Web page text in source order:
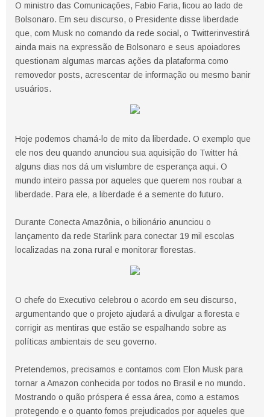
O ministro das Comunicações, Fabio Faria, ficou ao lado de
Bolsonaro. Em seu discurso, o Presidente disse liberdade
que, com Musk no comando da rede social, o Twitterinvestirá
ainda mais na expressão de Bolsonaro e seus apoiadores
questionam algumas marcas ações da plataforma como
removedor posts, acrescentar de informação ou mesmo banir
usuários.
Hoje podemos chamá-lo de mito da liberdade. O exemplo que
ele nos deu quando anunciou sua aquisição do Twitter há
alguns dias nos dá um vislumbre de esperança aqui. O
mundo inteiro passa por aqueles que querem nos roubar a
liberdade. Para ele, a liberdade é a semente do futuro.
Durante Conecta Amazônia, o bilionário anunciou o
lançamento da rede Starlink para conectar 19 mil escolas
localizadas na zona rural e monitorar florestas.
O chefe do Executivo celebrou o acordo em seu discurso,
argumentando que o projeto ajudará a divulgar a floresta e
corrigir as mentiras que estão se espalhando sobre as
políticas ambientais de seu governo.
Pretendemos, precisamos e contamos com Elon Musk para
tornar a Amazon conhecida por todos no Brasil e no mundo.
Mostrando o quão próspera é essa área, como a estamos
protegendo e o quanto fomos prejudicados por aqueles que